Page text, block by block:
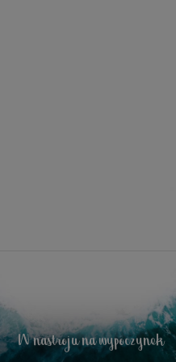
W nastroju na wypoczynek